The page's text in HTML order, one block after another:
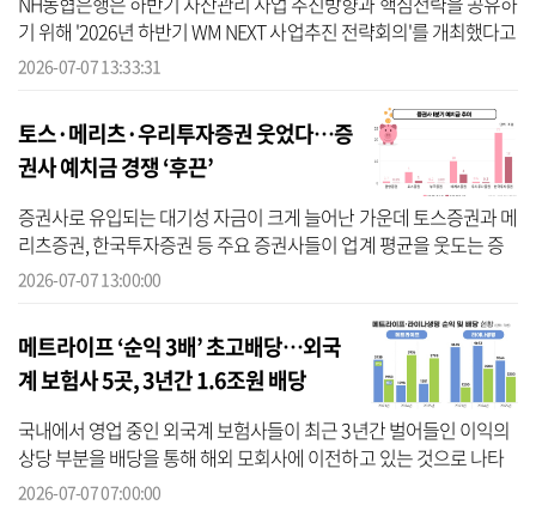
기 위해 '2026년 하반기 WM NEXT 사업추진 전략회의'를 개최했다고
7일 밝혔다. 회의에는 영업본부 WM과 수석WM, 베스트WM 등 전국
2026-07-07 13:33:31
토스·메리츠·우리투자증권 웃었다…증
권사 예치금 경쟁 ‘후끈’
증권사로 유입되는 대기성 자금이 크게 늘어난 가운데 토스증권과 메
리츠증권, 한국투자증권 등 주요 증권사들이 업계 평균을 웃도는 증
가율을 보이며 자금 유입 경쟁에서 두드러진 모습을 나타냈다. 7일 금
2026-07-07 13:00:00
메트라이프 ‘순익 3배’ 초고배당…외국
계 보험사 5곳, 3년간 1.6조원 배당
국내에서 영업 중인 외국계 보험사들이 최근 3년간 벌어들인 이익의
상당 부분을 배당을 통해 해외 모회사에 이전하고 있는 것으로 나타
났다. 이 가운데 메트라이프생명, 라이나생명의 배당 집중 현상이 도
2026-07-07 07:00:00